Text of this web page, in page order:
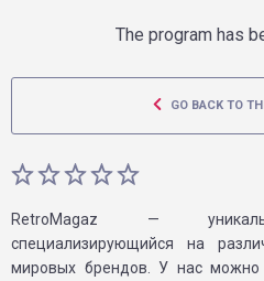
The program has
GO BACK TO
RetroMagaz —
специализирующийся на
мировых брендов. У нас можно